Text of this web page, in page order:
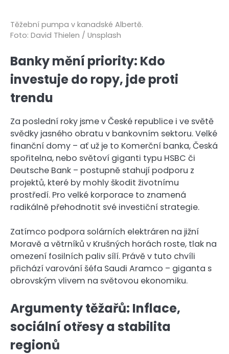
Těžební pumpa v kanadské Albertě.
Foto: David Thielen / Unsplash
Banky mění priority: Kdo
investuje do ropy, jde proti
trendu
Za poslední roky jsme v České republice i ve světě
svědky jasného obratu v bankovním sektoru. Velké
finanční domy – ať už je to Komerční banka, Česká
spořitelna, nebo světoví giganti typu HSBC či
Deutsche Bank – postupně stahují podporu z
projektů, které by mohly škodit životnímu
prostředí. Pro velké korporace to znamená
radikálně přehodnotit své investiční strategie.
Zatímco podpora solárních elektráren na jižní
Moravě a větrníků v Krušných horách roste, tlak na
omezení fosilních paliv sílí. Právě v tuto chvíli
přichází varování šéfa Saudi Aramco – giganta s
obrovským vlivem na světovou ekonomiku.
Argumenty těžařů: Inflace,
sociální otřesy a stabilita
regionů